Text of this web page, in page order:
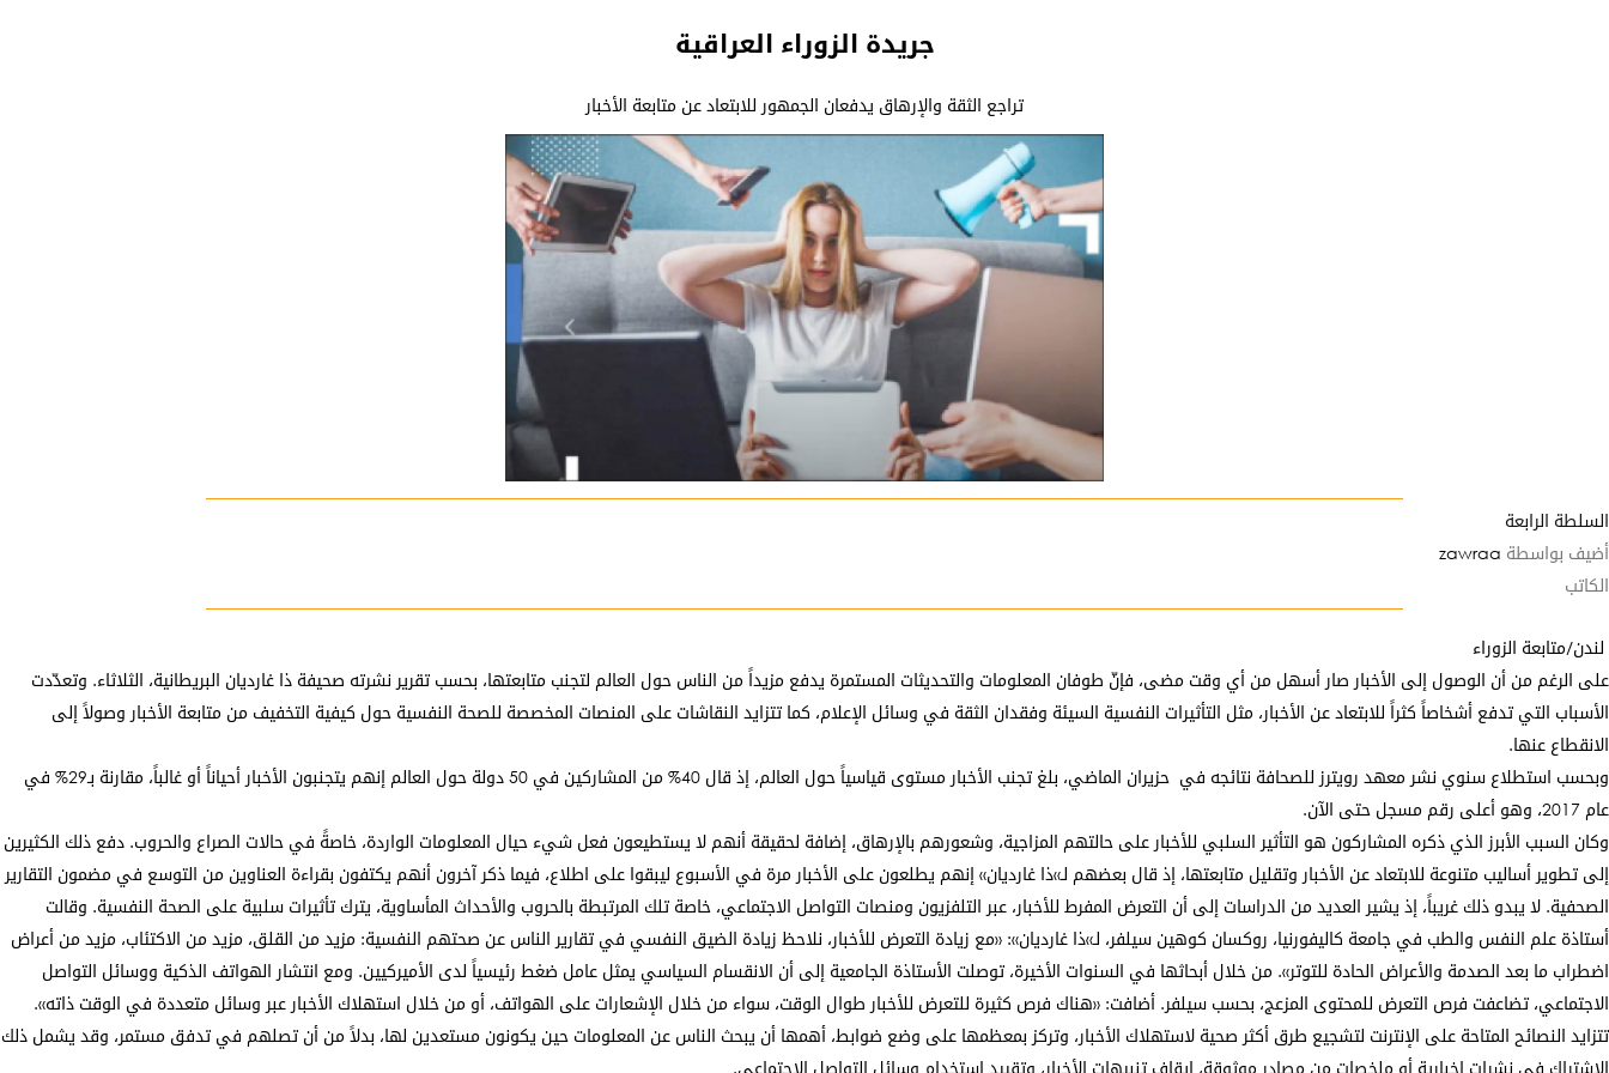
جريدة الزوراء العراقية
تراجع الثقة والإرهاق يدفعان الجمهور للابتعاد عن متابعة الأخبار
السلطة الرابعة
أضيف بواسطة
الكاتب
لندن/متابعة الزوراء
على الرغم من أن الوصول إلى الأخبار صار أسهل من أي وقت مضى، فإنّ طوفان المعلومات والتحديثات المستمرة يدفع مزيداً من الناس حول العالم لتجنب متابعتها، بحسب تقرير نشرته صحيفة ذا غارديان البريطانية، الثلاثاء. وتعدّدت
الأسباب التي تدفع أشخاصاً كثراً للابتعاد عن الأخبار، مثل التأثيرات النفسية السيئة وفقدان الثقة في وسائل الإعلام، كما تتزايد النقاشات على المنصات المخصصة للصحة النفسية حول كيفية التخفيف من متابعة الأخبار وصولاً إلى
الانقطاع عنها.
وبحسب استطلاع سنوي نشر معهد رويترز للصحافة نتائجه في حزيران الماضي، بلغ تجنب الأخبار مستوى قياسياً حول العالم، إذ قال 40% من المشاركين في 50 دولة حول العالم إنهم يتجنبون الأخبار أحياناً أو غالباً، مقارنة بـ29% في
عام 2017، وهو أعلى رقم مسجل حتى الآن.
وكان السبب الأبرز الذي ذكره المشاركون هو التأثير السلبي للأخبار على حالتهم المزاجية، وشعورهم بالإرهاق، إضافة لحقيقة أنهم لا يستطيعون فعل شيء حيال المعلومات الواردة، خاصةً في حالات الصراع والحروب. دفع ذلك الكثيرين
إلى تطوير أساليب متنوعة للابتعاد عن الأخبار وتقليل متابعتها، إذ قال بعضهم لـ»ذا غارديان» إنهم يطلعون على الأخبار مرة في الأسبوع ليبقوا على اطلاع، فيما ذكر آخرون أنهم يكتفون بقراءة العناوين من التوسع في مضمون التقارير
الصحفية. لا يبدو ذلك غريباً، إذ يشير العديد من الدراسات إلى أن التعرض المفرط للأخبار، عبر التلفزيون ومنصات التواصل الاجتماعي، خاصة تلك المرتبطة بالحروب والأحداث المأساوية، يترك تأثيرات سلبية على الصحة النفسية. وقالت
أستاذة علم النفس والطب في جامعة كاليفورنيا، روكسان كوهين سيلفر، لـ»ذا غارديان»: «مع زيادة التعرض للأخبار، نلاحظ زيادة الضيق النفسي في تقارير الناس عن صحتهم النفسية: مزيد من القلق، مزيد من الاكتئاب، مزيد من أعراض
اضطراب ما بعد الصدمة والأعراض الحادة للتوتر». من خلال أبحاثها في السنوات الأخيرة، توصلت الأستاذة الجامعية إلى أن الانقسام السياسي يمثل عامل ضغط رئيسياً لدى الأميركيين. ومع انتشار الهواتف الذكية ووسائل التواصل
الاجتماعي، تضاعفت فرص التعرض للمحتوى المزعج، بحسب سيلفر. أضافت: «هناك فرص كثيرة للتعرض للأخبار طوال الوقت، سواء من خلال الإشعارات على الهواتف، أو من خلال استهلاك الأخبار عبر وسائل متعددة في الوقت ذاته».
تتزايد النصائح المتاحة على الإنترنت لتشجيع طرق أكثر صحية لاستهلاك الأخبار، وتركز بمعظمها على وضع ضوابط، أهمها أن يبحث الناس عن المعلومات حين يكونون مستعدين لها، بدلاً من أن تصلهم في تدفق مستمر، وقد يشمل ذلك
الاشتراك في نشرات إخبارية أو ملخصات من مصادر موثوقة، إيقاف تنبيهات الأخبار، وتقييد استخدام وسائل التواصل الاجتماعي.